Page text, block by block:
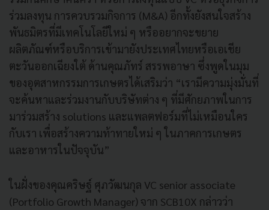
ร่วมลงทุน การควบรวมกิจการ (M&A) อีกทั้งยังสนใจสร้าง
พันธมิตรที่มีเทคโนโลยีใหม่ ๆ หรืออยากจะขยาย
ผลิตภัณฑ์หรือบริการเข้ามายังประเทศไทยหรือเอเชีย
ตะวันออกเฉียงใต้ ด้านคุณภัทร์ สรรพอาษา ซึ่งพูดในมุม
ของอุตสาหกรรมการเกษตรได้เสริมว่า “เรามีความมุ่งมั่นที่
จะค้นหาและร่วมงานกับบริษัทต่าง ๆ ที่มีศักยภาพในการ
มาร่วมสร้าง solutions และแพลตฟอร์มที่ไม่เหมือนใคร
กับเรา เพื่อสร้างความท้าทายใหม่ ๆ ในภาคการเกษตร
และอาหารในปัจจุบัน”
ในฝั่งของคุณคริษฐ์ ศุภวัฒนกุล VC senior associate
(Portfolio Growth Manager) จาก SCB10X กล่าวว่า